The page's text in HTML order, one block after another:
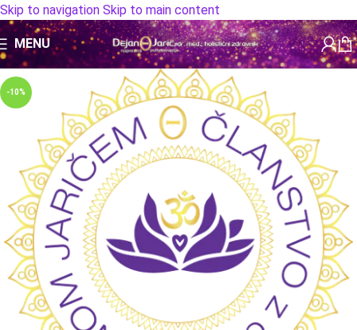
Skip to navigation Skip to main content
MENU
-10%